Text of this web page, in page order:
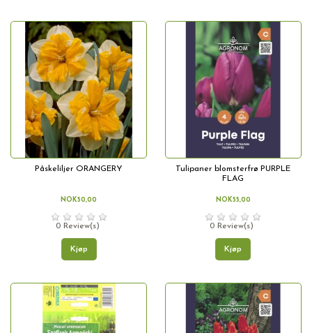
Påskeliljer ORANGERY
NOK50,00
0 Review(s)
Kjøp
Tulipaner blomsterfrø PURPLE
FLAG
NOK55,00
0 Review(s)
Kjøp